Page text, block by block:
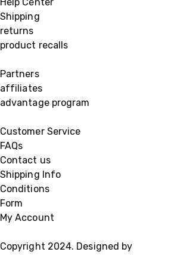
Shipping
returns
product recalls
Partners
affiliates
advantage program
Customer Service
FAQs
Contact us
Shipping Info
Conditions
Form
My Account
Copyright 2024. Designed by